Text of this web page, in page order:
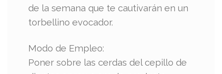
de la semana que te cautivarán en un
torbellino evocador.
Modo de Empleo:
Poner sobre las cerdas del cepillo de